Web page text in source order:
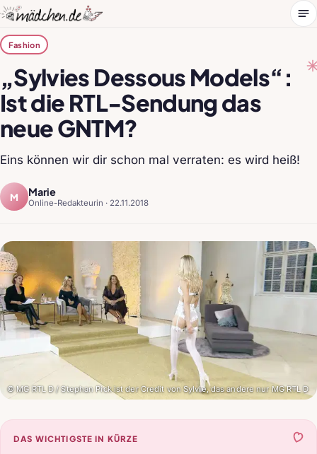
Fashion
„Sylvies Dessous Models“:
Ist die RTL-Sendung das
neue GNTM?
Eins können wir dir schon mal verraten: es wird heiß!
M Marie
Online-Redakteurin · 22.11.2018
© MG RTL D / Stephan Pick ist der Credit von Sylvie, das andere nur MG RTL D
DAS WICHTIGSTE IN KÜRZE